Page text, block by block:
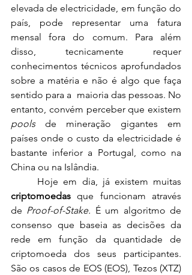
elevada de electricidade, em função do
país, pode representar uma fatura
mensal fora do comum. Para além
disso, tecnicamente requer
conhecimentos técnicos aprofundados
sobre a matéria e não é algo que faça
sentido para a  maioria das pessoas. No
pools de mineração gigantes em
países onde o custo da electricidade é
bastante inferior a Portugal, como na
China ou na Islândia.
criptomoedas que funcionam através
de Proof-of-Stake. É um algoritmo de
consenso que baseia as decisões da
rede em função da quantidade de
criptomoeda dos seus participantes.
São os casos de EOS (EOS), Tezos (XTZ)